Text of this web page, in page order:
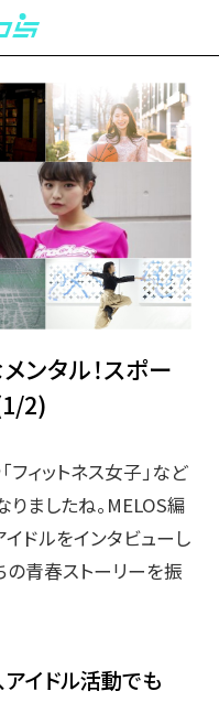
ンタル！スポー
2)
フィットネス女子」など
ましたね。MELOS編
ドルをインタビューし
の青春ストーリーを振
イドル活動でも